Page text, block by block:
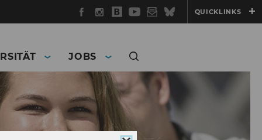
Facebook
Instagram
WU
Blog
YouTube
Newsletter
BlueskyQUICKLINKS
JOBS